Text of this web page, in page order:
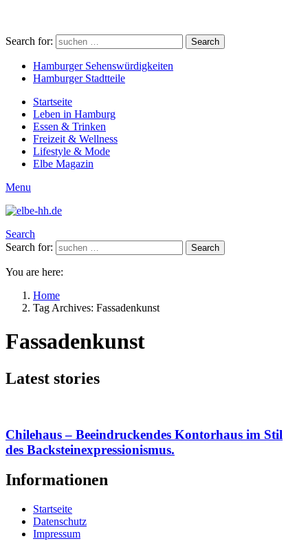
Search for: Search
Hamburger Sehenswürdigkeiten
Hamburger Stadtteile
Startseite
Leben in Hamburg
Essen & Trinken
Freizeit & Wellness
Lifestyle & Mode
Elbe Magazin
Menu
Search
Search for:
Search
You are here:
Home
Tag Archives: Fassadenkunst
Fassadenkunst
Latest stories
Chilehaus – Beeindruckendes Kontorhaus im Stil
des Backsteinexpressionismus.
Informationen
Startseite
Datenschutz
Impressum